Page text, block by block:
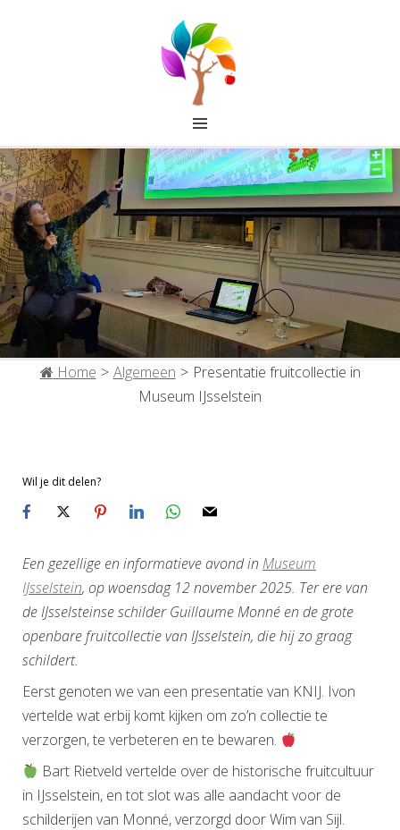
FRUITCOLLECTIE IJSSELSTEIN
Home > Algemeen > Presentatie fruitcollectie in
Museum IJsselstein
Wil je dit delen?
Een gezellige en informatieve avond in Museum
IJsselstein, op woensdag 12 november 2025. Ter ere van
de IJsselsteinse schilder Guillaume Monné en de grote
openbare fruitcollectie van IJsselstein, die hij zo graag
schildert.
Eerst genoten we van een presentatie van KNIJ. Ivon
vertelde wat erbij komt kijken om zo’n collectie te
verzorgen, te verbeteren en te bewaren.
Bart Rietveld vertelde over de historische fruitcultuur
in IJsselstein, en tot slot was alle aandacht voor de
schilderijen van Monné, verzorgd door Wim van Sijl.